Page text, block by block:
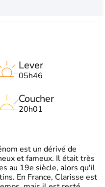
Lever
05h46
Coucher
20h01
est un dérivé de
et fameux. Il était très
au 19e siècle, alors qu'il
En France, Clarisse est